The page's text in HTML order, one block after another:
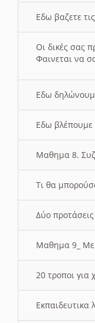
Εδω βαζετε
Οι δικές σας
Φαινεται να
Εδω
Εδω βλέπουμε
Μαθημα 8.
Τι θα
Δύο
Μαθημα 9_
20 τροποι
Εκπαιδευτικα